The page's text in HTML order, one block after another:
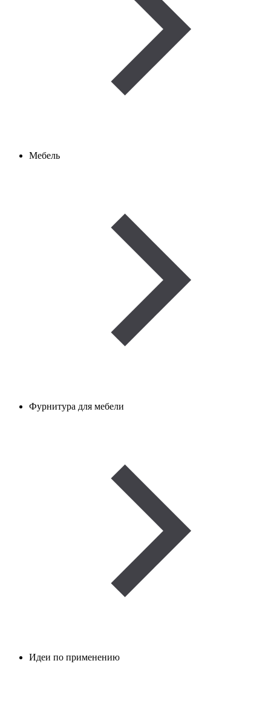
Мебель
Фурнитура для мебели
Идеи по применению